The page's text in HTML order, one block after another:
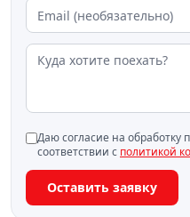
Даю согласие на обработку
соответствии с политикой
Оставить заявку